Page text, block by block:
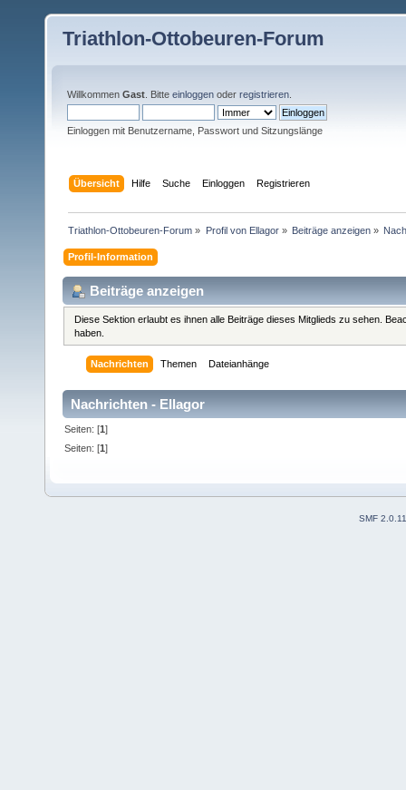
Triathlon-Ottobeuren-Forum
Willkommen Gast . Bitte einloggen oder registrieren
Einloggen mit Benutzername, Passwort und Sitzungslänge
Übersicht Hilfe Suche Einloggen Registrieren
Triathlon-Ottobeuren-Forum » Profil von Ellagor» Beiträge anzeigen»
Profil-Information
Beiträge anzeigen
Diese Sektion erlaubt es ihnen alle Beiträge dieses Mitglieds zu sehen.
haben.
Nachrichten Themen Dateianhänge
Nachrichten - Ellagor
Seiten: [1]
Seiten: [1]
SMF 2.0.11